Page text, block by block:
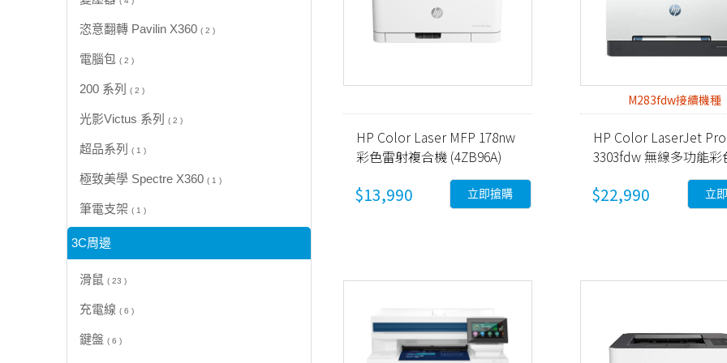
恣意翻轉 Pavilin X360 ( 2 )
電腦包 ( 2 )
200 系列 ( 2 )
光影Victus 系列 ( 2 )
超品系列 ( 1 )
極致美學 Spectre X360 ( 1 )
筆電支架 ( 1 )
3C周邊
滑鼠 ( 23 )
充電線 ( 6 )
鍵盤 ( 6 )
HP Color Laser MFP 178nw
彩色雷射複合機 (4ZB96A)
$13,990 立即搶購
M283fdw接續機種
HP Color LaserJet Pro
3303fdw 無線多功能彩
射事務機 (499M8A)
$22,990 立